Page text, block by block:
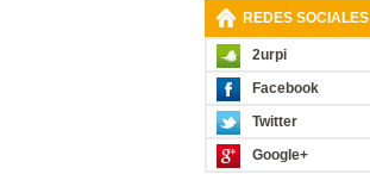
REDES SOCIALES
2urpi
Facebook
Twitter
Google+